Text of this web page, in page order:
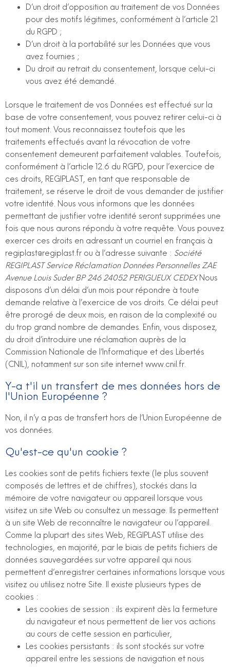
D’un droit d’opposition au traitement de vos Données
pour des motifs légitimes, conformément à l’article 21
du RGPD ;
D’un droit à la portabilité sur les Données que vous
avez fournies ;
Du droit au retrait du consentement, lorsque celui-ci
vous avez été demandé.
Lorsque le traitement de vos Données est effectué sur la
base de votre consentement, vous pouvez retirer celui-ci à
tout moment. Vous reconnaissez toutefois que les
traitements effectués avant la révocation de votre
consentement demeurent parfaitement valables. Toutefois,
conformément à l’article 12.6 du RGPD, pour l’exercice de
ces droits, REGIPLAST, en tant que responsable de
traitement, se réserve le droit de vous demander de justifier
votre identité. Nous vous informons que les données
permettant de justifier votre identité seront supprimées une
fois que nous aurons répondu à votre requête. Vous pouvez
exercer ces droits en adressant un courriel en français à
regiplast@regiplast.fr ou à l’adresse suivante : Société
REGIPLAST Service Réclamation Données Personnelles ZAE
Avenue Louis Suder BP 246 24052 PERIGUEUX CEDEXNous
disposons d’un délai d’un mois pour répondre à toute
demande relative à l’exercice de vos droits. Ce délai peut
être prorogé de deux mois, en raison de la complexité ou
du trop grand nombre de demandes. Enfin, vous disposez,
du droit d’introduire une réclamation auprès de la
Commission Nationale de l’Informatique et des Libertés
(CNIL), notamment sur son site internet www.cnil.fr.
Y-a t'il un transfert de mes données hors de
l'Union Européenne ?
Non, il n’y a pas de transfert hors de l’Union Européenne de
vos données.
Qu'est-ce qu'un cookie ?
Les cookies sont de petits fichiers texte (le plus souvent
composés de lettres et de chiffres), stockés dans la
mémoire de votre navigateur ou appareil lorsque vous
visitez un site Web ou consultez un message. Ils permettent
à un site Web de reconnaître le navigateur ou l’appareil.
Comme la plupart des sites Web, REGIPLAST utilise des
technologies, en majorité, par le biais de petits fichiers de
données sauvegardées sur votre appareil qui nous
permettent d’enregistrer certaines informations lorsque vous
visitez ou utilisez notre Site. Il existe plusieurs types de
cookies :
Les cookies de session : ils expirent dès la fermeture
du navigateur et nous permettent de lier vos actions
au cours de cette session en particulier,
Les cookies persistants : ils sont stockés sur votre
appareil entre les sessions de navigation et nous